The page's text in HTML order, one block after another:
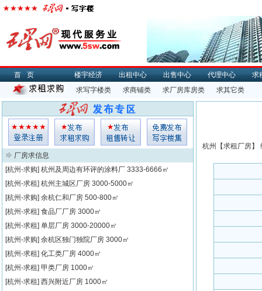
首页 楼宇经济 出租中心 出售中心 代理中心
求
求写字楼类
求商铺类 求厂房库房类 求其它类
杭州【求租 厂房】
厂房求信息
[杭州-求购] 杭州及周边有环评的涂料厂 3333-6666㎡
[杭州-求租] 杭州主城区厂房 3000-5000㎡
[杭州-求购] 余杭仁和厂房 500-800㎡
[杭州-求租] 食品厂厂房 3000㎡
[杭州-求租] 单层厂房 3000-20000㎡
[杭州-求购] 余杭区独门独院厂房 3000㎡
[杭州-求租] 化工类厂房 4000㎡
[杭州-求租] 甲类厂房 1000㎡
[杭州-求租] 西兴附近厂房 1000㎡